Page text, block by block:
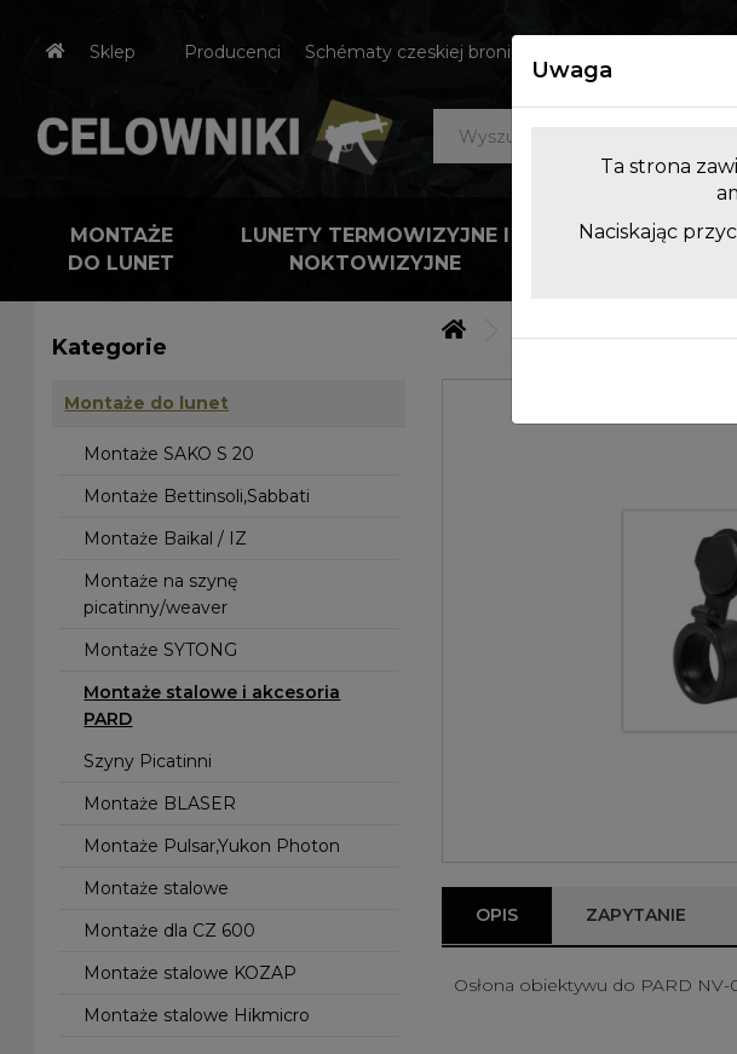
Sklep Producenci Schématy czeskiej broni
MONTAŻE
DO LUNET
LUNETY TERMOWIZYJNE I
NOKTOWIZYJNE
LUFY DO
DŁUGIEJ
Kategorie
Montaże do lunet
Montaże SAKO S 20
Montaże Bettinsoli,Sabbati
Montaże Baikal / IZ
Montaże na szynę
picatinny/weaver
Montaże SYTONG
Montaże stalowe i akcesoria
PARD
Szyny Picatinni
Montaże BLASER
Montaże Pulsar,Yukon Photon
Montaże stalowe
Montaże dla CZ 600
Montaże stalowe KOZAP
Montaże stalowe Hikmicro
OPIS ZAPYTANIE
Osłona obiektywu do PARD
Uwaga
Ta strona
Naciskając